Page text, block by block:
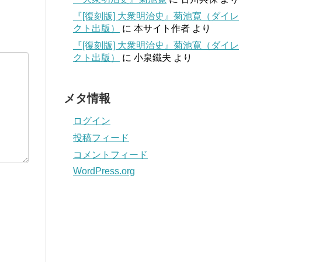
『[復刻版] 大衆明治史』菊池寛（ダイレ
クト出版）
に 本サイト作者 より
『[復刻版] 大衆明治史』菊池寛（ダイレ
クト出版）
に 小泉鐵夫 より
メタ情報
ログイン
投稿フィード
コメントフィード
WordPress.org